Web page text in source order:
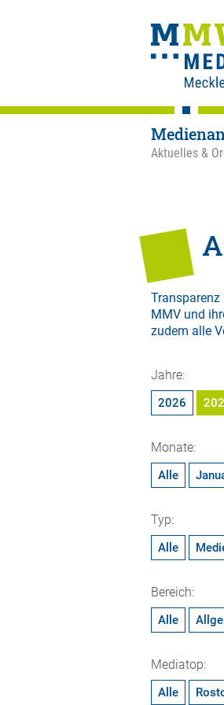
Aktuelles &
MMV und
zudem alle
Jahre:
2026
Monate:
Alle
Typ:
Alle
Bereich:
Alle
Mediatop:
Alle